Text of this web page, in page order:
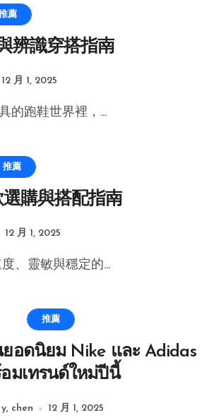
薦
辨識穿搭指南
12 月 1, 2025
的跑鞋世界裡，...
推薦
購與搭配指南
12 月 1, 2025
度、靈敏與穩定的...
推薦
อดนิยม Nike และ Adidas
มเทรนด์ใหม่ปีนี้
y, chen 12 月 1, 2025